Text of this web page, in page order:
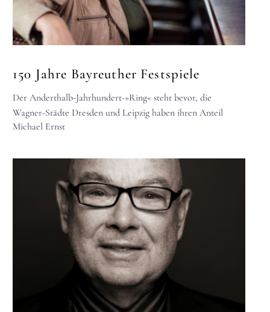
150 Jahre Bayreuther Festspiele
Der Anderthalb-Jahrhundert-»Ring« steht bevor, die
Wagner-Städte Dresden und Leipzig haben ihren Anteil
daran Mathhias Wollong ist wieder mit dabei, ebenso…
Michael Ernst